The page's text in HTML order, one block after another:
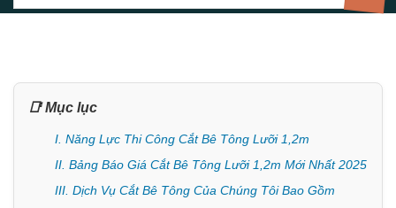
📑 Mục lục
I. Năng Lực Thi Công Cắt Bê Tông Lưỡi 1,2m
II. Bảng Báo Giá Cắt Bê Tông Lưỡi 1,2m Mới Nhất 2025
III. Dịch Vụ Cắt Bê Tông Của Chúng Tôi Bao Gồm